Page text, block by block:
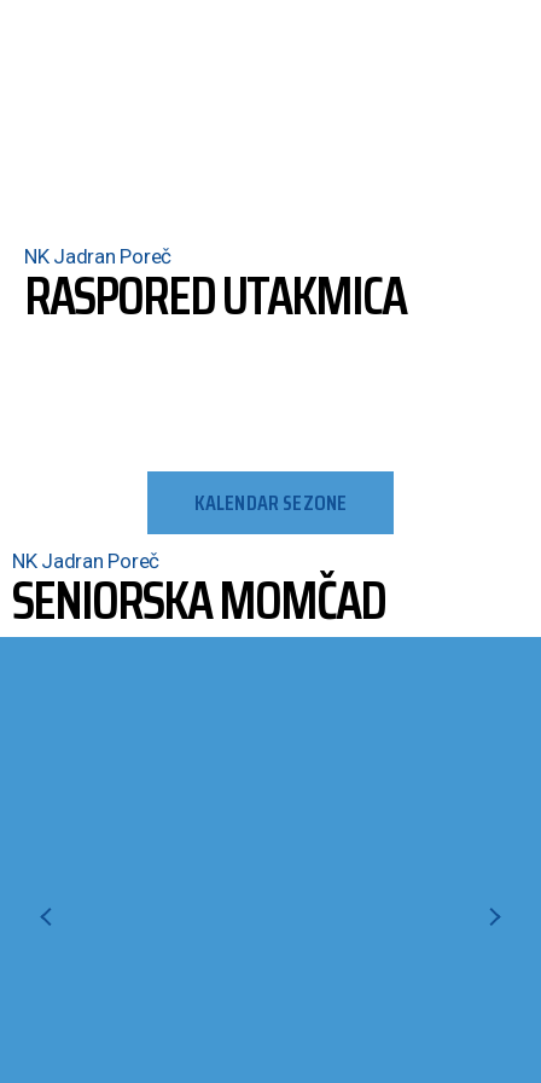
NK Jadran Poreč
RASPORED UTAKMICA
KALENDAR SEZONE
NK Jadran Poreč
SENIORSKA MOMČAD